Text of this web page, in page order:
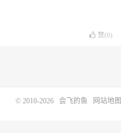
赞(0)
© 2010-2026 会飞的鱼 网站地图